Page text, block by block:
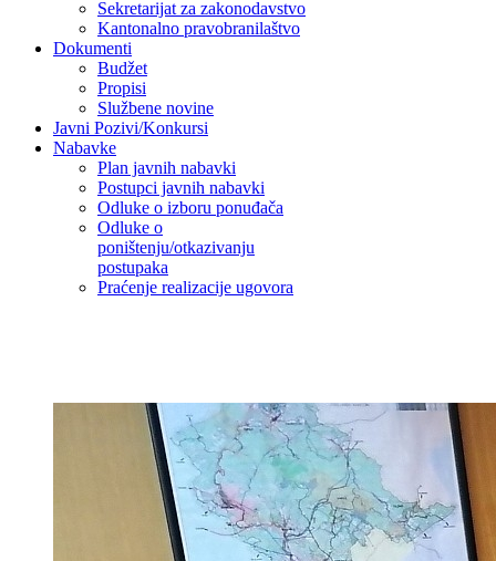
Sekretarijat za zakonodavstvo
Kantonalno pravobranilaštvo
Dokumenti
Budžet
Propisi
Službene novine
Javni Pozivi/Konkursi
Nabavke
Plan javnih nabavki
Postupci javnih nabavki
Odluke o izboru ponuđača
Odluke o
poništenju/otkazivanju
postupaka
Praćenje realizacije ugovora